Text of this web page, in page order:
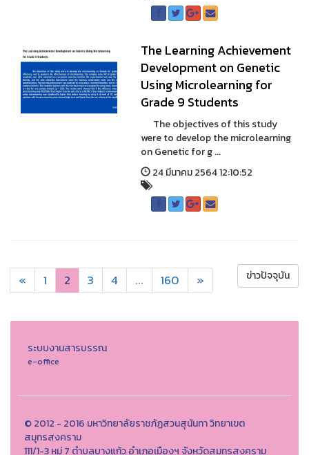
The Learning Achievement
Development on Genetic
Using Microlearning for
Grade 9 Students
The objectives of this study
were to develop the microlearning
on Genetic for g ...
24 มีนาคม 2564 12:10:52
« 1 2 3 4 ... 160 » ข่าวปัจจุบัน
ระบบงานสารบรรณ
e-office
© 2012 - 2016 มหาวิทยาลัยราชภัฏสวนสุนันทา วิทยาเขต
สมุทรสงคราม
111/1-3 หมู่ 7 ตำบลบางแก้ว อำเภอเมืองฯ จังหวัดสมุทรสงคราม